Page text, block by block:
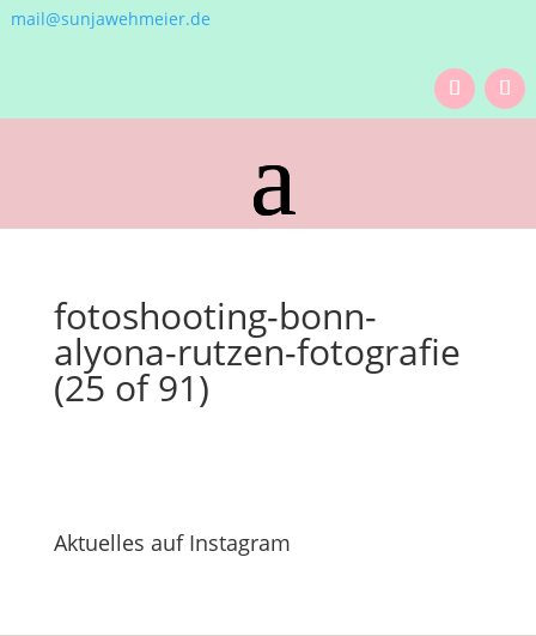
mail@sunjawehmeier.de
fotoshooting-bonn-
alyona-rutzen-fotografie
(25 of 91)
Aktuelles auf Instagram